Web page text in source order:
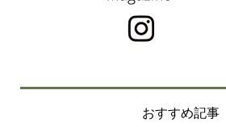
おすすめ記事